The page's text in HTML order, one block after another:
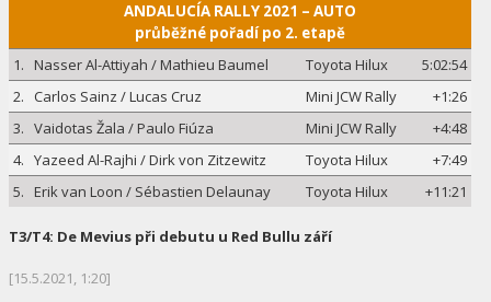
ANDALUCÍA RALLY 2021 – AUTO
průběžné pořadí po 2. etapě
1. Nasser Al-Attiyah / Mathieu Baumel Toyota Hilux
5:02:54
2. Carlos Sainz / Lucas Cruz Mini JCW Rally
+1:26
3. Vaidotas Žala / Paulo Fiúza Mini JCW Rally
+4:48
4. Yazeed Al-Rajhi / Dirk von Zitzewitz Toyota Hilux
+7:49
5. Erik van Loon / Sébastien Delaunay Toyota Hilux +11:21
T3/T4: De Mevius při debutu u Red Bullu září
[15.5.2021, 1:20]